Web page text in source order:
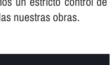
nuestras obras.